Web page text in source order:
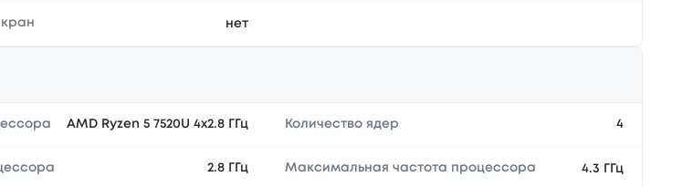
нет
AMD Ryzen 5 7520U 4x2.8 ГГц Количество ядер 4
2.8 ГГц Максимальная частота процессора 4.3 ГГц